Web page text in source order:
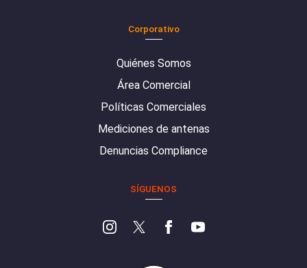
Corporativo
Quiénes Somos
Área Comercial
Políticas Comerciales
Mediciones de antenas
Denuncias Compliance
SÍGUENOS